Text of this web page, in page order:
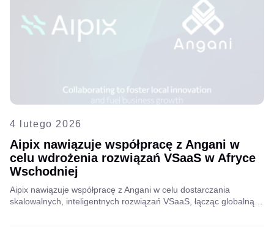
4 lutego 2026
Aipix nawiązuje współpracę z Angani w
celu wdrożenia rozwiązań VSaaS w Afryce
Wschodniej
Aipix nawiązuje współpracę z Angani w celu dostarczania
skalowalnych, inteligentnych rozwiązań VSaaS, łącząc globalną